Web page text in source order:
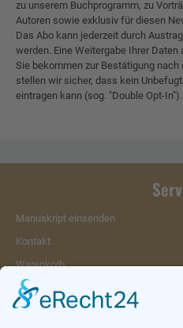
zu unserem Buchprogramm, zu
Autoren sowie exklusiv für diesen
Das Abo kann jederzeit durch
werden. Eine Weitergabe Ihrer Daten
Sie bekommen zur Bestätigung
stellen wir sicher, dass kein
eintragen kann (sog. "Double Opt-In").
Manuskript einsenden
Kontakt
Warenkorb
Konto
Merkzettel